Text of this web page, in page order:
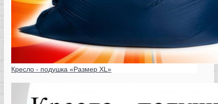
Кресло - подушка «Размер XL»